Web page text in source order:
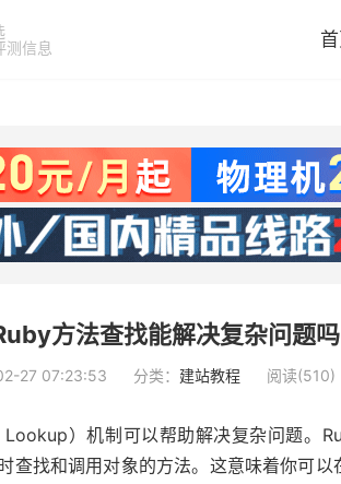
测信息
方法查找能解决复杂问题吗
27 07:23:53 分类： 建站教程 阅读(510)
）机制可以帮助解决复杂问题。
查找和调用对象的方法。这意味着你可